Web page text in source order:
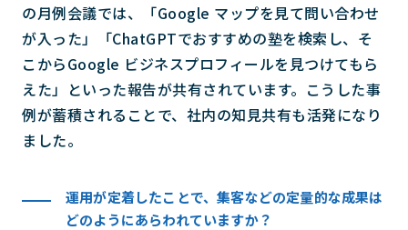
の月例会議では、「Google マップを見て問い合わせ
が入った」「ChatGPTでおすすめの塾を検索し、そ
こからGoogle ビジネスプロフィールを見つけてもら
えた」といった報告が共有されています。こうした事
例が蓄積されることで、社内の知見共有も活発になり
ました。
運用が定着したことで、集客などの定量的な成果は
どのようにあらわれていますか？